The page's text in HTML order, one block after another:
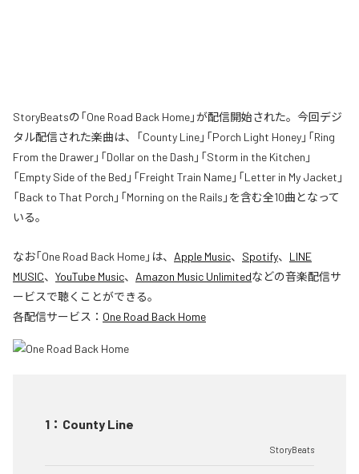
StoryBeatsの「One Road Back Home」が配信開始された。今回デジ
タル配信された楽曲は、「County Line」「Porch Light Honey」「Ring
From the Drawer」「Dollar on the Dash」「Storm in the Kitchen」
「Empty Side of the Bed」「Freight Train Name」「Letter in My Jacket」
「Back to That Porch」「Morning on the Rails」を含む全10曲となって
いる。
なお「One Road Back Home」は、 Apple Music、 Spotify、 LINE
MUSIC、 YouTube Music、 Amazon Music Unlimitedなどの音楽配信サ
ービスで聴くことができる。
各配信サービス： One Road Back Home
1 ： County Line
StoryBeats